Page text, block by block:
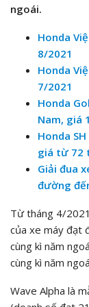
ngoái.
Honda
8/2021
Honda
7/2021
Honda
Nam, giá
Honda
giá từ 72
Giải đua
đường
Từ tháng 4/
của xe máy đạt
cùng kì năm
cùng kì năm
Wave Alpha là